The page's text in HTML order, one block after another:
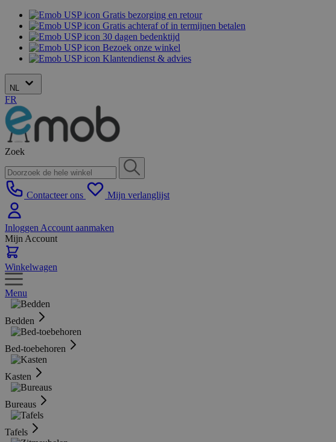
Gratis bezorging en retour
Gratis achteraf of in termijnen betalen
30 dagen bedenktijd
Bezoek onze winkel
Klantendienst & advies
NL
FR
Zoek
Contacteer ons Mijn verlanglijst
Inloggen Account aanmaken
Mijn Account
Winkelwagen
Menu
Bedden
Bed-toebehoren
Kasten
Bureaus
Tafels